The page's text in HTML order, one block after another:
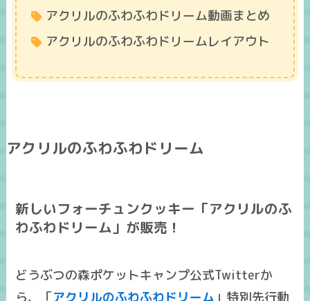
アクリルのふわふわドリーム動画まとめ
アクリルのふわふわドリームレイアウト
アクリルのふわふわドリーム
新しいフォーチュンクッキー「アクリルのふ
わふわドリーム」が販売！
どうぶつの森ポケットキャンプ公式Twitterか
ら、「アクリルのふわふわドリーム 」特別先行動